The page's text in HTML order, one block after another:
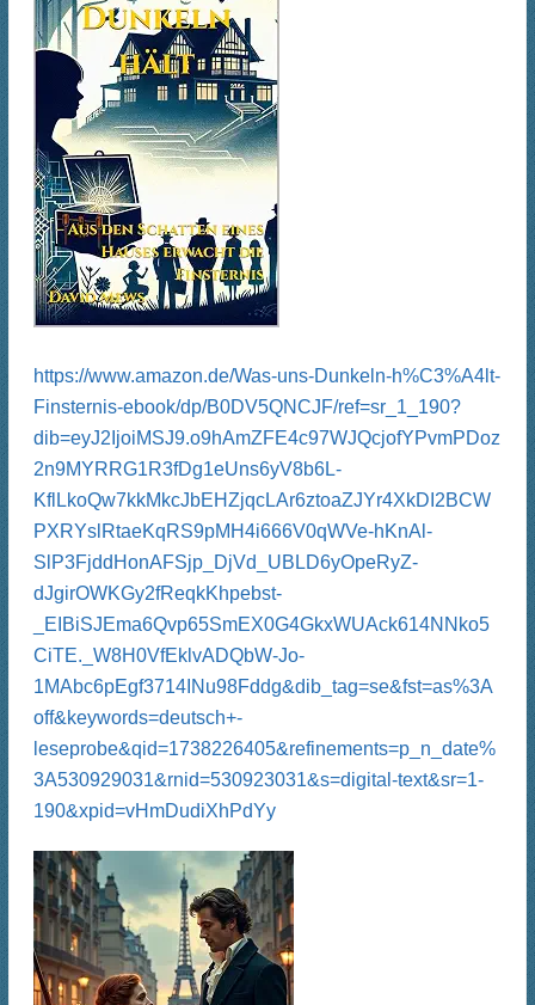
https://www.amazon.de/Was-uns-Dunkeln-h%C3%A4lt-
Finsternis-ebook/dp/B0DV5QNCJF/ref=sr_1_190?
dib=eyJ2IjoiMSJ9.o9hAmZFE4c97WJQcjofYPvmPDoz
2n9MYRRG1R3fDg1eUns6yV8b6L-
KflLkoQw7kkMkcJbEHZjqcLAr6ztoaZJYr4XkDI2BCW
PXRYslRtaeKqRS9pMH4i666V0qWVe-hKnAl-
SlP3FjddHonAFSjp_DjVd_UBLD6yOpeRyZ-
dJgirOWKGy2fReqkKhpebst-
_EIBiSJEma6Qvp65SmEX0G4GkxWUAck614NNko5
CiTE._W8H0VfEklvADQbW-Jo-
1MAbc6pEgf3714INu98Fddg&dib_tag=se&fst=as%3A
off&keywords=deutsch+-
leseprobe&qid=1738226405&refinements=p_n_date%
3A530929031&rnid=530923031&s=digital-text&sr=1-
190&xpid=vHmDudiXhPdYy